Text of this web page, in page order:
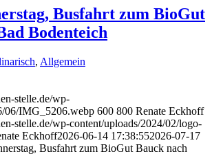
Busfahrt zum BioGut
Bodenteich
, Allgemein
stelle.de/wp-
06/IMG_5206.webp 600 800 Renate Eckhoff
stelle.de/wp-content/uploads/2024/02/logo-
Eckhoff2026-06-14 17:38:552026-07-17
Busfahrt zum BioGut Bauck nach